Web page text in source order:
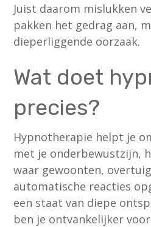
Juist daarom mislukken
pakken het gedrag aan,
dieperliggende oorzaak.
Wat doet
precies?
Hypnotherapie helpt je
met je onderbewustzijn,
waar gewoonten,
automatische reacties
een staat van diepe
ben je ontvankelijker